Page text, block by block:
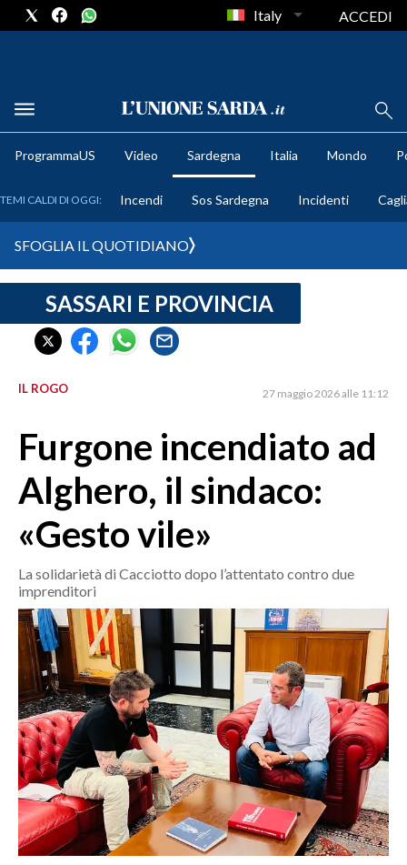
METEO
CRONACA SARDEGNA
CAGLIARI
SULCIS IGLESIENTE
ORISTANO E PROVINCIA
SASSARI E PROVINCIA
GALLURA
NUORO E PROVINCIA
OGLIASTRA
AGENDA
CRONACA
ITALIA
MONDO
POLITICA
ECONOMIA
SERVIZI ALLE IMPRESE
LAVORO
Italy ACCEDI
ProgrammaUS Video Sardegna Italia Mondo
TEMI CALDI DI OGGI: Incendi Sos Sardegna Incidenti
SFOGLIA IL QUOTIDIANO
SASSARI E PROVINCIA
IL ROGO 27 maggio 2026 alle 11:12
Furgone incendiato ad
Alghero, il sindaco:
«Gesto vile»
La solidarietà di Cacciotto dopo l’attentato contro due
imprenditori